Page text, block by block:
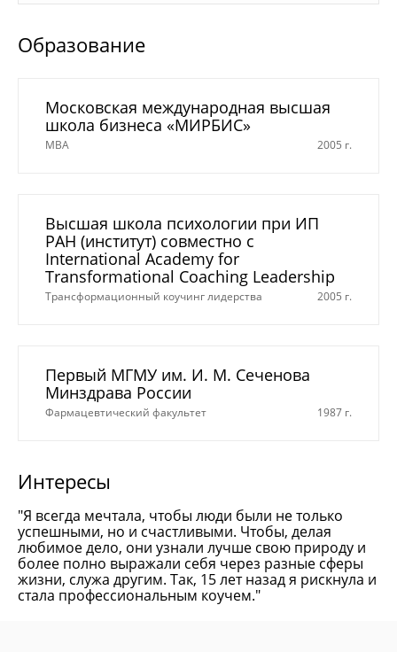
Образование
Московская международная высшая
школа бизнеса «МИРБИС»
МВА 2005 г.
Высшая школа психологии при ИП
РАН (институт) совместно с
International Academy for
Transformational Coaching Leadership
Трансформационный коучинг лидерства 2005 г.
Первый МГМУ им. И. М. Сеченова
Минздрава России
Фармацевтический факультет 1987 г.
Интересы
"Я всегда мечтала, чтобы люди были не только
успешными, но и счастливыми. Чтобы, делая
любимое дело, они узнали лучше свою природу и
более полно выражали себя через разные сферы
жизни, служа другим. Так, 15 лет назад я рискнула и
стала профессиональным коучем."